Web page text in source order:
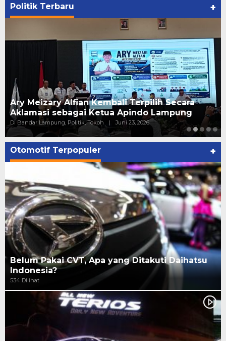
Politik Terbaru +
Ary Meizary Alfian Kembali Terpilih Secara
Aklamasi sebagai Ketua Apindo Lampung
Di Bandar Lampung, Politik, Tokoh | Juni 23, 2026
Otomotif Terpopuler +
Belum Pakai CVT, Apa yang Ditakuti Daihatsu
Indonesia?
534 Dilihat